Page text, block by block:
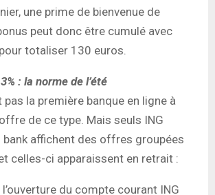
une prime de bienvenue de
peut donc être cumulé avec
totaliser 130 euros.
: la norme de l’été
pas la première banque en ligne à
de ce type. Mais seuls ING
bank affichent des offres groupées
celles-ci apparaissent en retrait :
du compte courant ING